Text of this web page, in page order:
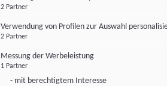
2 Partner
Verwendung von Profilen zur Auswahl
2 Partner
Messung der Werbeleistung
1 Partner
- mit berechtigtem Interesse